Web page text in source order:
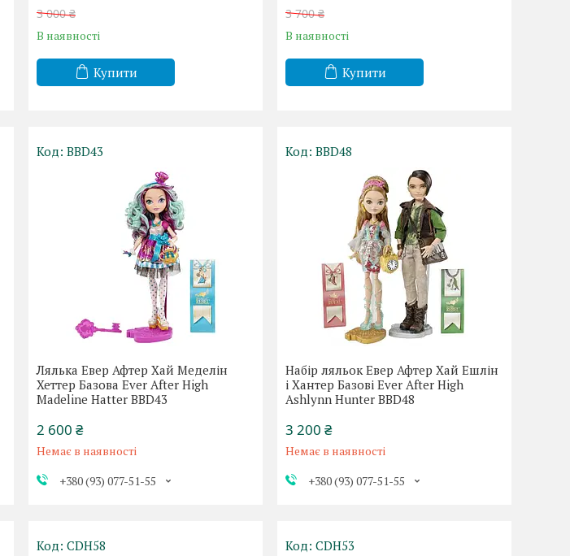
3 000 ₴
В наявності
Купити
3 700 ₴
В наявності
Купити
BBD43
Лялька Евер Афтер Хай Меделін
Хеттер Базова Ever After High
Madeline Hatter BBD43
2 600 ₴
Немає в наявності
+380 (93) 077-51-55
BBD48
Набір ляльок Евер Афтер Хай Ешлін
і Хантер Базові Ever After High
Ashlynn Hunter BBD48
3 200 ₴
Немає в наявності
+380 (93) 077-51-55
CDH58 CDH53